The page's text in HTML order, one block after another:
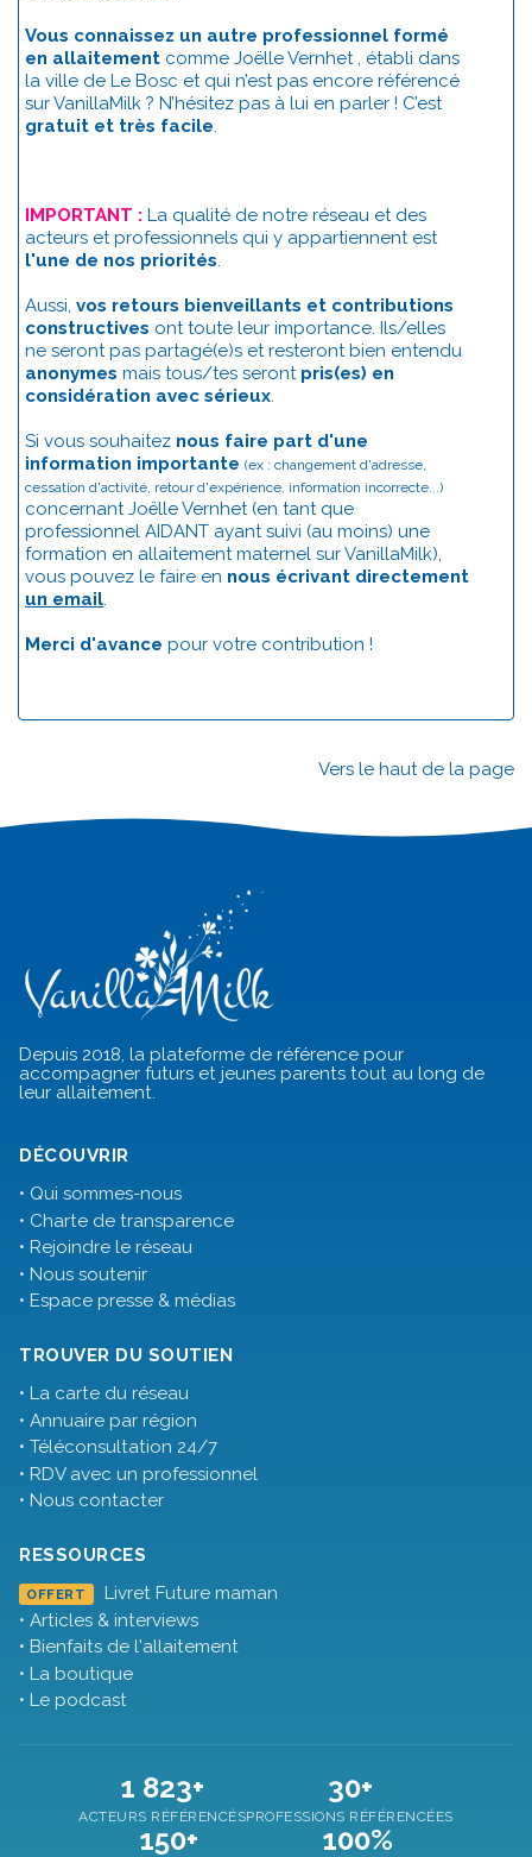
Vous connaissez un autre professionnel formé
en allaitement comme Joëlle Vernhet , établi dans
la ville de Le Bosc et qui n’est pas encore référencé
sur VanillaMilk ? N’hésitez pas à lui en parler ! C’est
gratuit et très facile.
IMPORTANT : La qualité de notre réseau et des
acteurs et professionnels qui y appartiennent est
l'une de nos priorités.
Aussi,vos retours bienveillants et contributions
constructives ont toute leur importance. Ils/elles
ne seront pas partagé(e)s et resteront bien entendu
anonymes mais tous/tes seront pris(es) en
considération avec sérieux.
Si vous souhaitez nous faire part d'une
information importante (ex : changement d'adresse,
cessation d'activité, retour d'expérience, information incorrecte...)
concernant Joëlle Vernhet (en tant que
professionnel AIDANT ayant suivi (au moins) une
formation en allaitement maternel sur VanillaMilk),
vous pouvez le faire en nous écrivant directement
un email.
Merci d'avance pour votre contribution !
Vers le haut de la page
Depuis 2018, la plateforme de référence pour
accompagner futurs et jeunes parents tout au long de
leur allaitement.
DÉCOUVRIR
• Qui sommes-nous
• Charte de transparence
• Rejoindre le réseau
• Nous soutenir
• Espace presse & médias
TROUVER DU SOUTIEN
• La carte du réseau
• Annuaire par région
• Téléconsultation 24/7
• RDV avec un professionnel
• Nous contacter
RESSOURCES
OFFERT
Livret Future maman
• Articles & interviews
• Bienfaits de l'allaitement
• La boutique
• Le podcast
1 823+
ACTEURS RÉFÉRENCÉS
30+
PROFESSIONS RÉFÉRENCÉES
150+ 100%